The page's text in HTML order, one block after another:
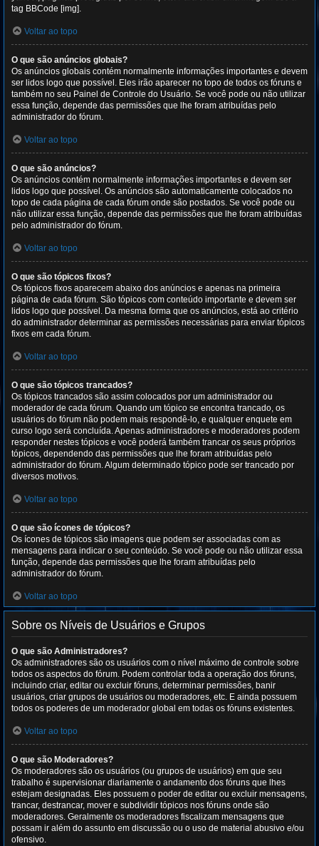
tag BBCode [img].
Voltar ao topo
O que são anúncios globais?
Os anúncios globais contém normalmente informações importantes e devem
ser lidos logo que possível. Eles irão aparecer no topo de todos os fóruns e
também no seu Painel de Controle do Usuário. Se você pode ou não utilizar
essa função, depende das permissões que lhe foram atribuídas pelo
administrador do fórum.
Voltar ao topo
O que são anúncios?
Os anúncios contém normalmente informações importantes e devem ser
lidos logo que possível. Os anúncios são automaticamente colocados no
topo de cada página de cada fórum onde são postados. Se você pode ou
não utilizar essa função, depende das permissões que lhe foram atribuídas
pelo administrador do fórum.
Voltar ao topo
O que são tópicos fixos?
Os tópicos fixos aparecem abaixo dos anúncios e apenas na primeira
página de cada fórum. São tópicos com conteúdo importante e devem ser
lidos logo que possível. Da mesma forma que os anúncios, está ao critério
do administrador determinar as permissões necessárias para enviar tópicos
fixos em cada fórum.
Voltar ao topo
O que são tópicos trancados?
Os tópicos trancados são assim colocados por um administrador ou
moderador de cada fórum. Quando um tópico se encontra trancado, os
usuários do fórum não podem mais respondê-lo, e qualquer enquete em
curso logo será concluída. Apenas administradores e moderadores podem
responder nestes tópicos e você poderá também trancar os seus próprios
tópicos, dependendo das permissões que lhe foram atribuídas pelo
administrador do fórum. Algum determinado tópico pode ser trancado por
diversos motivos.
Voltar ao topo
O que são ícones de tópicos?
Os ícones de tópicos são imagens que podem ser associadas com as
mensagens para indicar o seu conteúdo. Se você pode ou não utilizar essa
função, depende das permissões que lhe foram atribuídas pelo
administrador do fórum.
Voltar ao topo
Sobre os Níveis de Usuários e Grupos
O que são Administradores?
Os administradores são os usuários com o nível máximo de controle sobre
todos os aspectos do fórum. Podem controlar toda a operação dos fóruns,
incluindo criar, editar ou excluir fóruns, determinar permissões, banir
usuários, criar grupos de usuários ou moderadores, etc. E ainda possuem
todos os poderes de um moderador global em todas os fóruns existentes.
Voltar ao topo
O que são Moderadores?
Os moderadores são os usuários (ou grupos de usuários) em que seu
trabalho é supervisionar diariamente o andamento dos fóruns que lhes
estejam designadas. Eles possuem o poder de editar ou excluir mensagens,
trancar, destrancar, mover e subdividir tópicos nos fóruns onde são
moderadores. Geralmente os moderadores fiscalizam mensagens que
possam ir além do assunto em discussão ou o uso de material abusivo e/ou
ofensivo.